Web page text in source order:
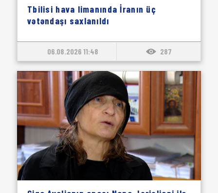
Tbilisi hava limanında İranın üç
vətəndaşı saxlanıldı
06.08.2026 11:48 287